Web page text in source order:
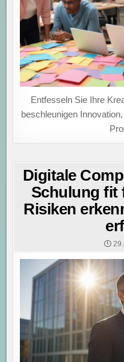
Entfesseln Sie Ihre
beschleunigen
Digitale
Schulung fit
Risiken
29.